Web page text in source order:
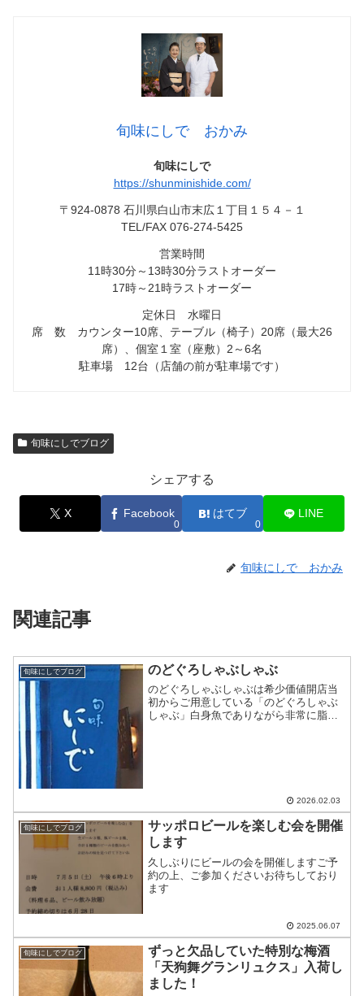
旬味にしで おかみ
旬味にしで
https://shunminishide.com/
〒924-0878 石川県白山市末広１丁目１５４－１
TEL/FAX 076-274-5425
営業時間
11時30分～13時30分ラストオーダー
17時～21時ラストオーダー
定休日 水曜日
席 数 カウンター10席、テーブル（椅子）20席（最大26
席）、個室１室（座敷）2～6名
駐車場 12台（店舗の前が駐車場です）
旬味にしでブログ
シェアする
X Facebook
0
はてブ
0
LINE
旬味にしで おかみ
関連記事
旬味にしでブログ のどぐろしゃぶしゃぶ
のどぐろしゃぶしゃぶは希少価値開店当
初からご用意している「のどぐろしゃぶ
しゃぶ」白身魚でありながら非常に脂が
2026.02.03
旬味にしでブログ
サッポロビールを楽しむ会を開催
します
久しぶりにビールの会を開催しますご予
約の上、ご参加くださいお待ちしており
ます
2025.06.07
旬味にしでブログ
ずっと欠品していた特別な梅酒
「天狗舞グランリュクス」入荷し
ました！